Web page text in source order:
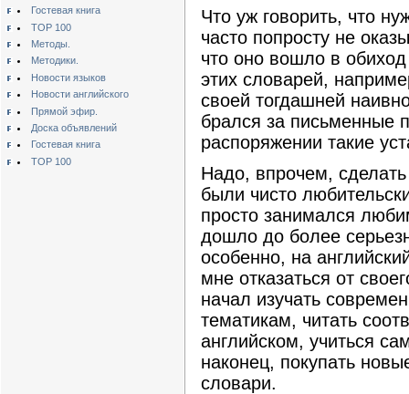
Гостевая книга
TOP 100
Методы.
Методики.
Новости языков
Новости английского
Прямой эфир.
Доска объявлений
Гостевая книга
TOP 100
Что уж говорить, что
часто попросту не
что оно вошло в
этих словарей,
своей тогдашней
брался за письменные
распоряжении такие
Надо, впрочем,
были чисто
просто занимался
дошло до более
особенно, на
мне отказаться от
начал изучать
тематикам, читать
английском, учиться
наконец, покупать
словари.